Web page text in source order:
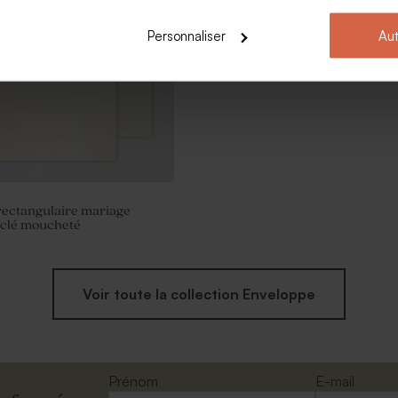
Personnaliser
mariage
moucheté
Voir toute la collection Enveloppe
Prénom E-mail